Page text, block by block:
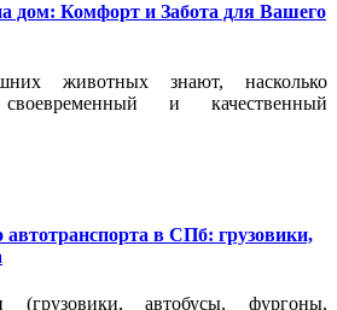
дом: Комфорт и Забота для Вашего
животных знают, насколько
и качественный
в СПб: грузовики,
(грузовики, автобусы, фургоны,